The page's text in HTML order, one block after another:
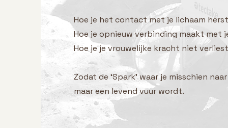
Hoe je het contact met je lichaam
Hoe je opnieuw verbinding maakt met
Hoe je je vrouwelijke kracht niet
Zodat de ‘Spark’ waar je misschien
maar een levend vuur wordt.